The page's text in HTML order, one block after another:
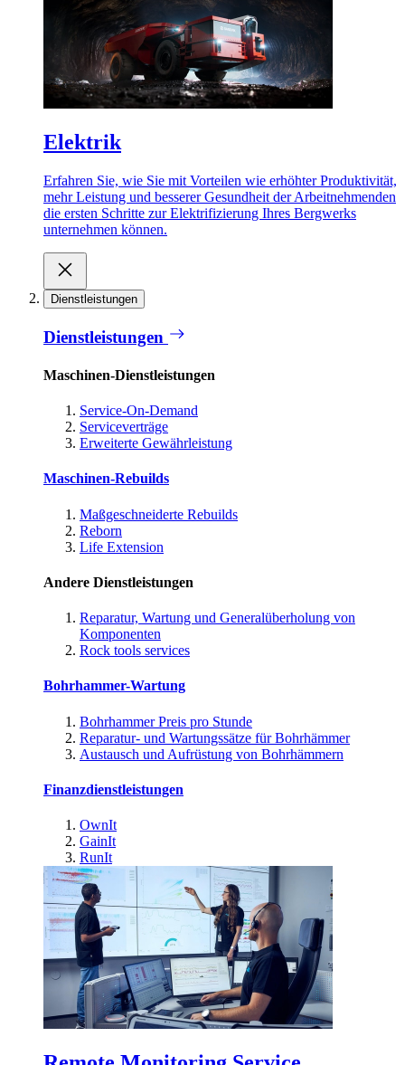
Elektrik
Erfahren Sie, wie Sie mit Vorteilen wie erhöhter Produktivität,
mehr Leistung und besserer Gesundheit der Arbeitnehmenden
die ersten Schritte zur Elektrifizierung Ihres Bergwerks
unternehmen können.
Dienstleistungen
Dienstleistungen
Maschinen-Dienstleistungen
Service-On-Demand
Serviceverträge
Erweiterte Gewährleistung
Maschinen-Rebuilds
Maßgeschneiderte Rebuilds
Reborn
Life Extension
Andere Dienstleistungen
Reparatur, Wartung und Generalüberholung von
Komponenten
Rock tools services
Bohrhammer-Wartung
Bohrhammer Preis pro Stunde
Reparatur- und Wartungssätze für Bohrhämmer
Austausch und Aufrüstung von Bohrhämmern
Finanzdienstleistungen
OwnIt
GainIt
RunIt